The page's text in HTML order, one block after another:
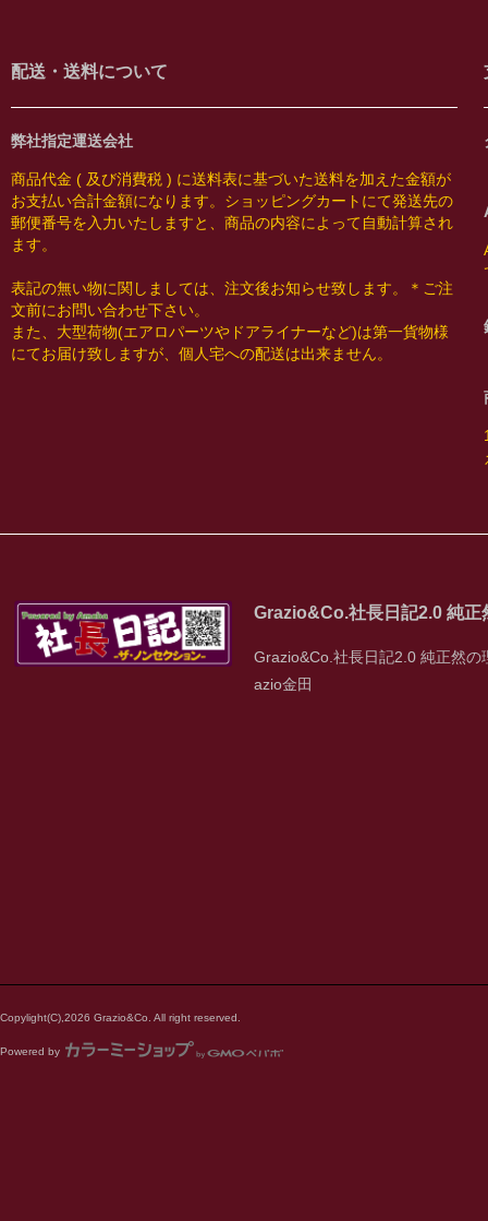
配送・送料について
弊社指定運送会社
商品代金 ( 及び消費税 ) に送料表に基づいた送料を加えた金額が
お支払い合計金額になります。ショッピングカートにて発送先の
郵便番号を入力いたしますと、商品の内容によって自動計算され
ます。
表記の無い物に関しましては、注文後お知らせ致します。＊ご注
文前にお問い合わせ下さい。
また、大型荷物(エアロパーツやドアライナーなど)は第一貨物様
にてお届け致しますが、個人宅への配送は出来ません。
Grazio&Co.社長日記2.0 純正
Grazio&Co.社長日記2.0 純正然の
azio金田
Copylight(C),2026 Grazio&Co. All right reserved.
Powered by